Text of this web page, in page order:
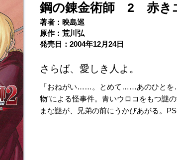
鋼の錬金術師 2 赤き
著者：映島巡
原作：荒川弘
発売日：2004年12月24日
さらば、愛しき人よ。
「おねがい……。とめて……あのひとを
物”による怪事件。青いウロコをもつ
まな謎が、兄弟の前にうかびあがる。